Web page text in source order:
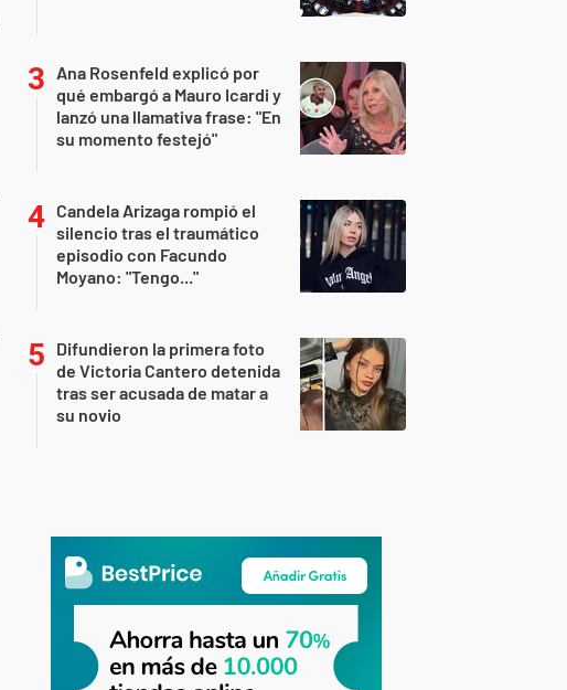
Ana Rosenfeld explicó por
qué embargó a Mauro Icardi y
lanzó una llamativa frase: "En
su momento festejó"
Candela Arizaga rompió el
silencio tras el traumático
episodio con Facundo
Moyano: "Tengo..."
Difundieron la primera foto
de Victoria Cantero detenida
tras ser acusada de matar a
su novio